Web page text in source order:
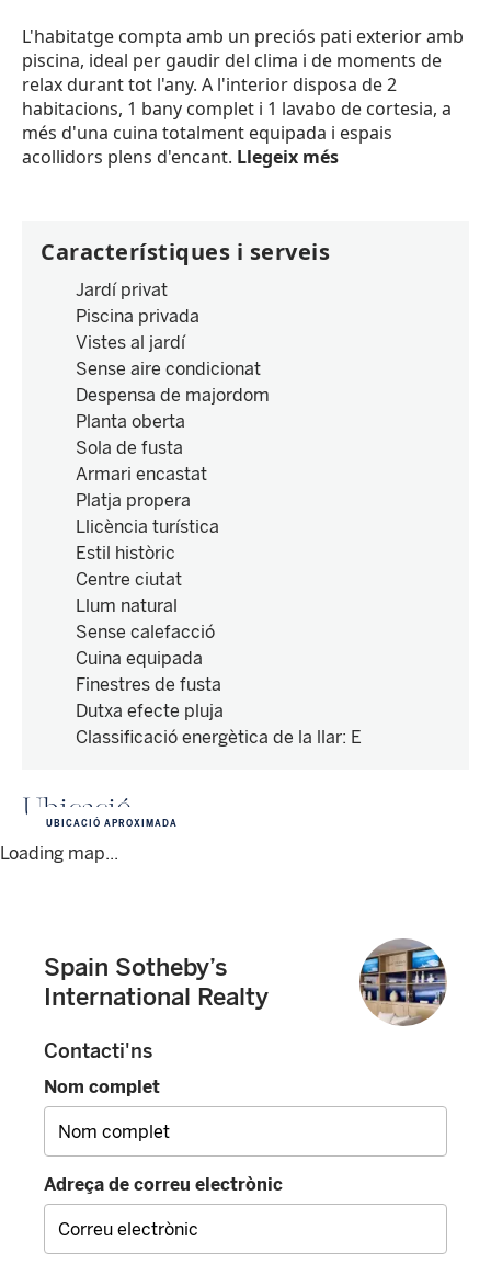
L'habitatge compta amb un preciós pati exterior amb
piscina, ideal per gaudir del clima i de moments de
relax durant tot l'any. A l'interior disposa de 2
habitacions, 1 bany complet i 1 lavabo de cortesia, a
més d'una cuina totalment equipada i espais
acollidors plens d'encant. Llegeix més
Característiques i serveis
Jardí privat
Piscina privada
Vistes al jardí
Sense aire condicionat
Despensa de majordom
Planta oberta
Sola de fusta
Armari encastat
Platja propera
Llicència turística
Estil històric
Centre ciutat
Llum natural
Sense calefacció
Cuina equipada
Finestres de fusta
Dutxa efecte pluja
Classificació energètica de la llar: E
Ubicació
Loading map...
UBICACIÓ APROXIMADA
Spain Sotheby’s
International Realty
Contacti'ns
Nom complet
Adreça de correu electrònic